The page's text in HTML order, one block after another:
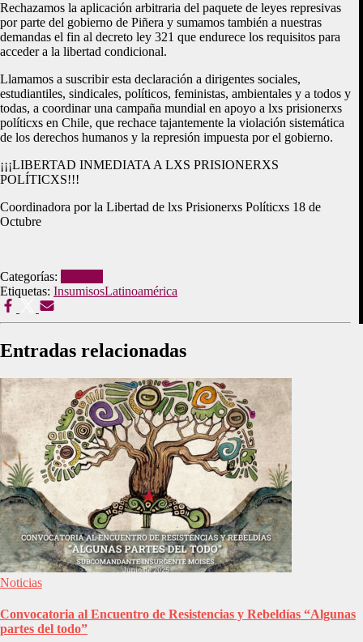
Rechazamos la aplicación arbitraria del paquete de leyes represivas
por parte del gobierno de Piñera y sumamos también a nuestras
demandas el fin al decreto ley 321 que endurece los requisitos para
acceder a la libertad condicional.
Llamamos a suscribir esta declaración a dirigentes sociales,
estudiantiles, sindicales, políticos, feministas, ambientales y a todos y
todas, a coordinar una campaña mundial en apoyo a lxs prisionerxs
políticxs en Chile, que rechace tajantemente la violación sistemática
de los derechos humanos y la represión impuesta por el gobierno.
¡¡¡LIBERTAD INMEDIATA A LXS PRISIONERXS
POLÍTICXS!!!
Coordinadora por la Libertad de lxs Prisionerxs Políticxs 18 de
Octubre
Categorías:
Etiquetas: InsumisosLatinoamérica
Entradas relacionadas
Noticias
Convocatoria al Encuentro de Resistencias y Rebeldías “Algunas
partes del todo”